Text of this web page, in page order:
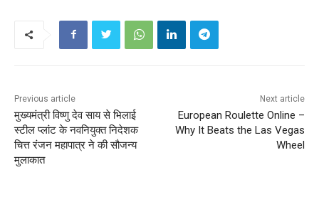
Previous article
मुख्यमंत्री विष्णु देव साय से भिलाई
स्टील प्लांट के नवनियुक्त निदेशक
चित्त रंजन महापात्र ने की सौजन्य
मुलाकात
Next article
European Roulette Online –
Why It Beats the Las Vegas
Wheel